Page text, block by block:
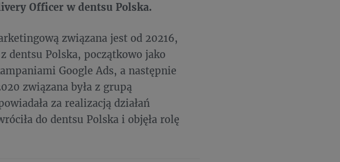
Officer w dentsu Polska.
związana jest od 20216,
dentsu Polska, początkowo jako
Google Ads, a następnie
związana była z grupą
za realizacją działań
do dentsu Polska i objęła rolę